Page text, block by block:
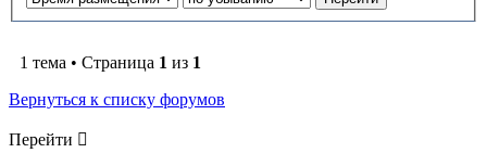
1 тема • Страница 1 из 1
Вернуться к списку форумов
Перейти